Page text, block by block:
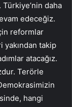
daha
edeceğiz.
reformlar
yakından takip
atacağız.
Terörle
hangi